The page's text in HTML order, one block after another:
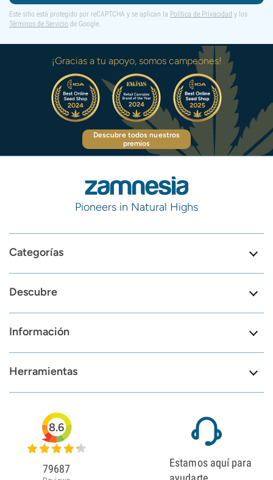
Este sitio está protegido por reCAPTCHA y se aplican la Política de Privacidad y los
Términos de Servicio de Google.
¡Gracias a tu apoyo, somos campeones!
Descubre todos nuestros
premios
Pioneers in Natural Highs
Categorías
Descubre
Información
Herramientas
8.6
79687
Estamos aquí para